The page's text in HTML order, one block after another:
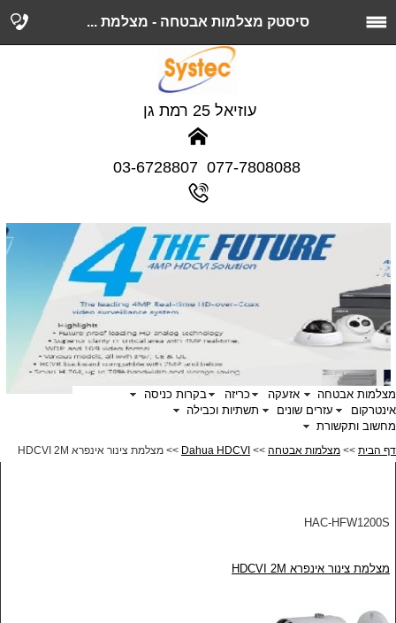
סיסטק מצלמות אבטחה - מצלמת ...
077-7808088 03-6728807
מצלמות אבטחה אזעקה כריזה
בקרות כניסה
אינטרקום
עזרים שונים
תשתיות וכבילה
מחשוב ותקשורת
עוזיאל 25 רמת גן
דף הבית >> מצלמות אבטחה >>
Dahua HDCVI >> מצלמת צינור אינפרא HDCVI 2M
HAC-HFW1200S
מצלמת צינור אינפרא HDCVI 2M